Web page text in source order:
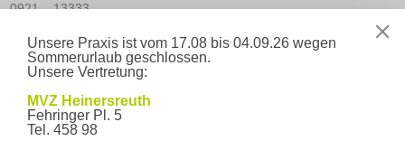
0921 – 13333
Bitte denken Sie an Ihre Versichertenkarte!
28. Januar 2015
Zwischen den Jahren ist unsere Praxis geöffnet.
Masern-Impfschutz überprüfen
Schreibe einen Kommentar
Du musstangemeldet
Unsere Praxis ist vom 17.08 bis 04.09.26 wegen
Sommerurlaub geschlossen.
Unsere Vertretung:
MVZ Heinersreuth
Fehringer Pl. 5
Tel. 458 98